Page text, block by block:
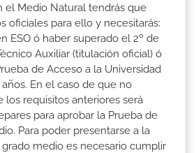
el Medio Natural tendrás que
oficiales para ello y necesitarás:
ESO ó haber superado el 2º de
Auxiliar (titulación oficial) ó
de Acceso a la Universidad
En el caso de que no
los requisitos anteriores será
para aprobar la Prueba de
Para poder presentarse a la
medio es necesario cumplir